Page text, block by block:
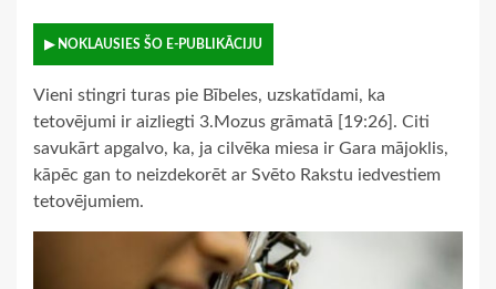
▶ NOKLAUSIES ŠO E-PUBLIKĀCIJU
Vieni stingri turas pie Bībeles, uzskatīdami, ka
tetovējumi ir aizliegti 3.Mozus grāmatā [19:26]. Citi
savukārt apgalvo, ka, ja cilvēka miesa ir Gara mājoklis,
kāpēc gan to neizdekorēt ar Svēto Rakstu iedvestiem
tetovējumiem.